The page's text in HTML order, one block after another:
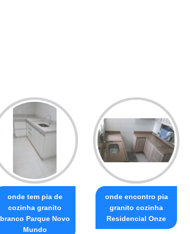
onde tem pia de
cozinha granito
branco Parque Novo
Mundo
onde encontro pia
granito cozinha
Residencial Onze